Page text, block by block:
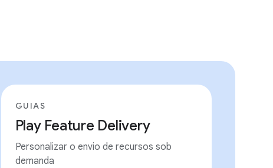
GUIAS
Play Feature Delivery
Personalizar o envio de recursos sob
demanda